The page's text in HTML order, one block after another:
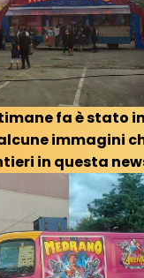
fa è stato
immagini
in questa